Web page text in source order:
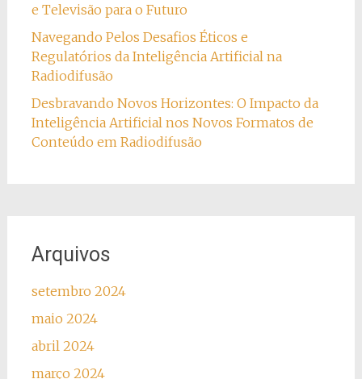
e Televisão para o Futuro
Navegando Pelos Desafios Éticos e
Regulatórios da Inteligência Artificial na
Radiodifusão
Desbravando Novos Horizontes: O Impacto da
Inteligência Artificial nos Novos Formatos de
Conteúdo em Radiodifusão
Arquivos
setembro 2024
maio 2024
abril 2024
março 2024